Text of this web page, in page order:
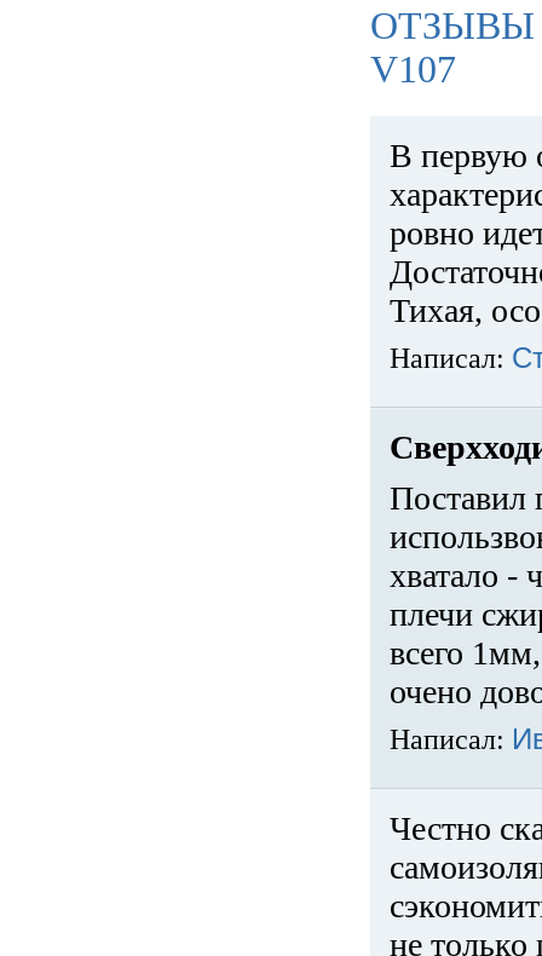
ОТЗЫВЫ
V107
В первую
ровно
Тихая,
Написал:
Поставил
хватало -
плечи
всего
очено
Написал:
Честно
не только